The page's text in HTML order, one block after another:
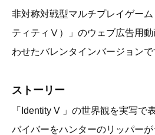
非対称対戦型マルチプレイゲー
ティティⅤ）」のウェブ広告用
わせたバレンタインバージョンで
ストーリー
「Identity V 」の世界観を実写で
バイバーをハンターのリッパー